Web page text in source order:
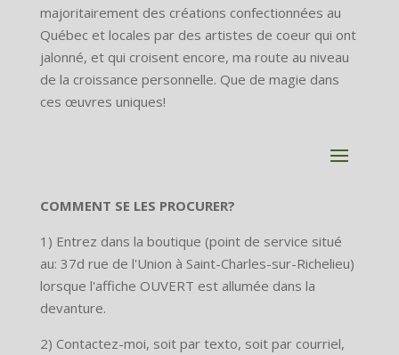
majoritairement des créations confectionnées au
Québec et locales par des artistes de coeur qui ont
jalonné, et qui croisent encore, ma route au niveau
de la croissance personnelle. Que de magie dans
ces œuvres uniques!
COMMENT SE LES PROCURER?
1) Entrez dans la boutique (point de service situé
au: 37d rue de l'Union à Saint-Charles-sur-Richelieu)
lorsque l'affiche OUVERT est allumée dans la
devanture.
2) Contactez-moi, soit par texto, soit par courriel,